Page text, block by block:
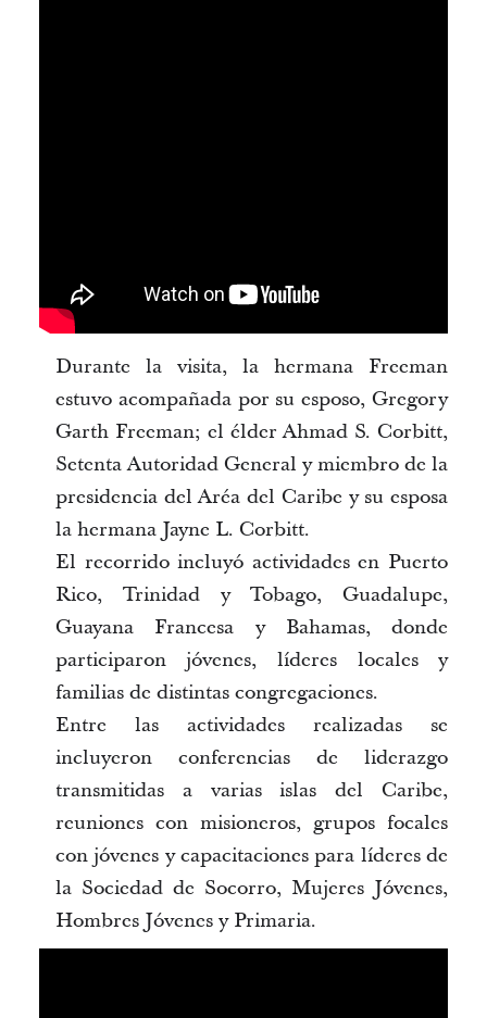
Durante la visita, la hermana Freeman
estuvo acompañada por su esposo, Gregory
Garth Freeman; el élder Ahmad S. Corbitt,
Setenta Autoridad General y miembro de la
presidencia del Aréa del Caribe y su esposa
la hermana Jayne L. Corbitt.
El recorrido incluyó actividades en Puerto
Rico, Trinidad y Tobago, Guadalupe,
Guayana Francesa y Bahamas, donde
participaron jóvenes, líderes locales y
familias de distintas congregaciones.
Entre las actividades realizadas se
incluyeron conferencias de liderazgo
transmitidas a varias islas del Caribe,
reuniones con misioneros, grupos focales
con jóvenes y capacitaciones para líderes de
la Sociedad de Socorro, Mujeres Jóvenes,
Hombres Jóvenes y Primaria.